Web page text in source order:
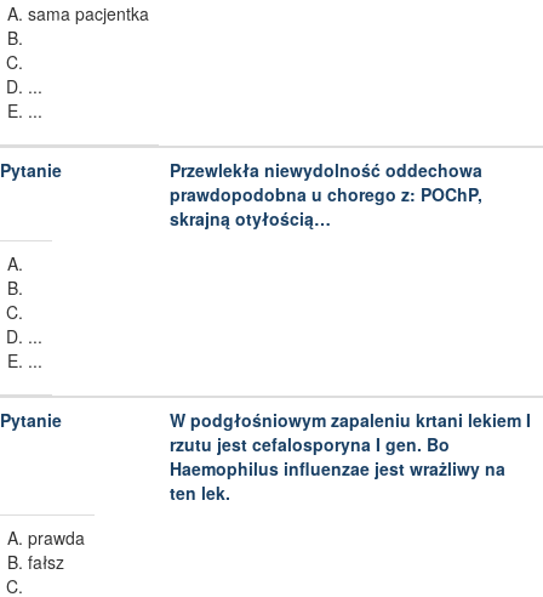
sama pacjentka
...
...
Przewlekła niewydolność oddechowa
prawdopodobna u chorego z: POChP,
skrajną otyłością…
...
...
W podgłośniowym zapaleniu krtani lekiem I
rzutu jest cefalosporyna I gen. Bo
Haemophilus influenzae jest wrażliwy na
ten lek.
prawda
fałsz